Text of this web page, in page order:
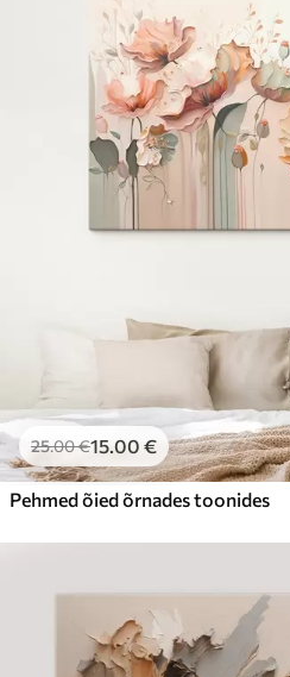
25.00€15.00 €
Pehmed õied õrnades toonides